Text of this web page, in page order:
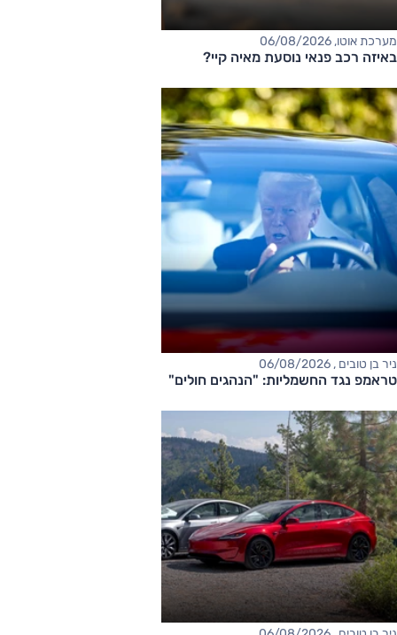
מערכת אוטו, 06/08/2026
באיזה רכב פנאי נוסעת מאיה קיי?
ניר בן טובים , 06/08/2026
טראמפ נגד החשמליות: "הנהגים חולים"